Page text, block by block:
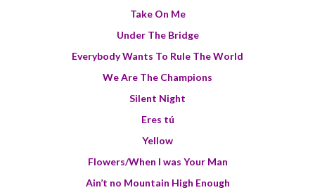
Take On Me
Under The Bridge
Everybody Wants To Rule The World
We Are The Champions
Silent Night
Eres tú
Yellow
Flowers/When I was Your Man
Ain’t no Mountain High Enough